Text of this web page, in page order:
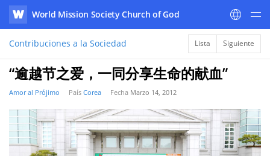
WATV
World Mission Society Church of God
Contribuciones a la Sociedad Lista Siguiente
“逾越节之爱，一同分享生命的献血”
Amor al Prójimo País Corea Fecha Marzo 14, 2012